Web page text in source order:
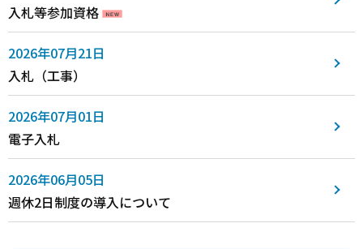
入札等参加資格
2026年07月21日
入札（工事）
2026年07月01日
電子入札
2026年06月05日
週休2日制度の導入について